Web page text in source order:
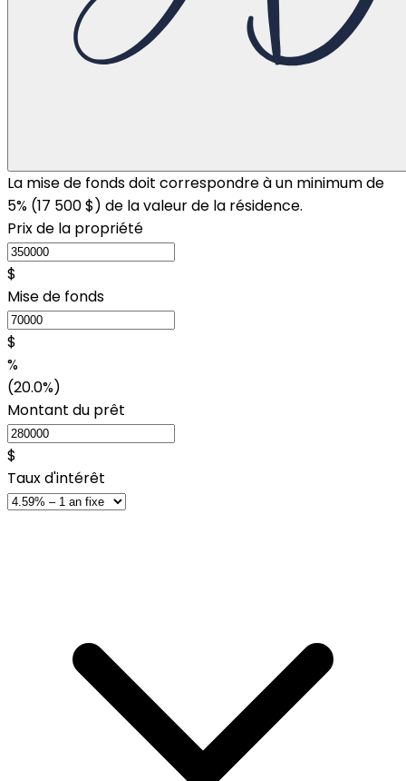
La mise de fonds doit correspondre à un minimum de
5% (17 500 $) de la valeur de la résidence.
Prix de la propriété
$
Mise de fonds
$
%
(20.0%)
Montant du prêt
$
Taux d'intérêt